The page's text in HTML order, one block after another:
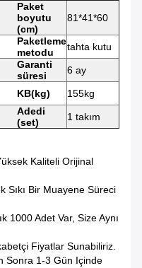
Paket
boyutu
(cm)
81*41*60
Paketleme
metodu
tahta kutu
Garanti
süresi
6 ay
KB(kg) 155kg
Adedi
(set)
1 takım
Kaliteli Orijinal
Sıkı Bir Muayene Süreci
1000 Adet Var, Size Aynı
Fiyatlar Sunabiliriz.
Sonra 1-3 Gün Içinde